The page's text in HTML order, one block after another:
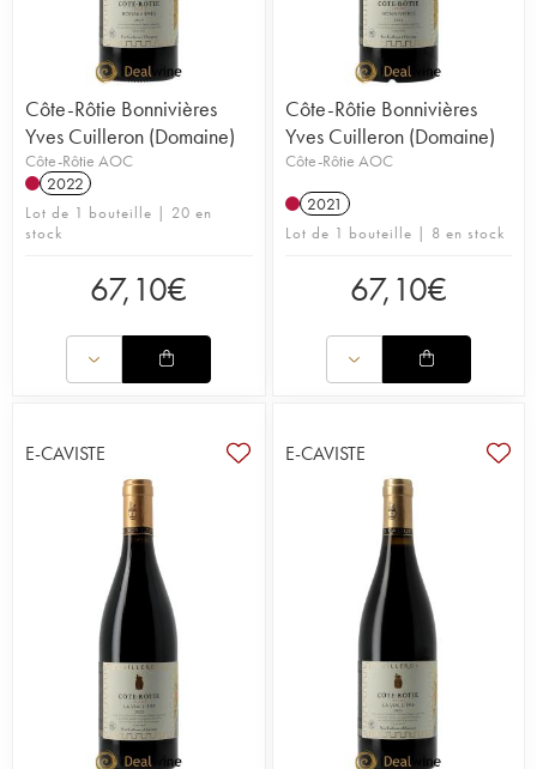
Côte-Rôtie Bonnivières
Yves Cuilleron (Domaine)
Côte-Rôtie AOC
2022
Lot de 1 bouteille | 20 en
stock
67,10€
Côte-Rôtie Bonnivières
Yves Cuilleron (Domaine)
Côte-Rôtie AOC
2021
Lot de 1 bouteille | 8 en stock
67,10€
E-CAVISTE E-CAVISTE